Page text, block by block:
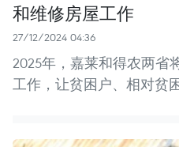
和维修房屋工作
27/12/2024 04:36
2025年，嘉莱和得农两省
工作，让贫困户、相对贫